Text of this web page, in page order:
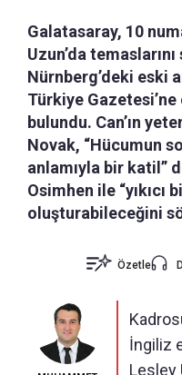
Galatasaray, 10
Uzun’da
Nürnberg’deki eski
Türkiye
bulundu. Can’ın
Novak, “Hücumun
anlamıyla bir katil”
Osimhen ile “yıkıcı
oluşturabileceğini
Özetle
İngiliz
Lesley